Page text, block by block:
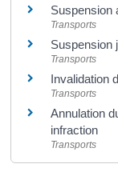
Suspension
Transports
Suspension
Transports
Invalidation
Transports
Annulation
infraction
Transports